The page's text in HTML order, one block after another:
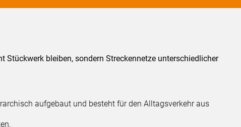
Stückwerk bleiben, sondern Streckennetze unterschiedlicher
aufgebaut und besteht für den Alltagsverkehr aus